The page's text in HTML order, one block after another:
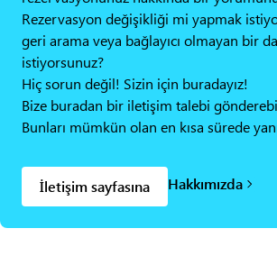
Rezervasyon değişikliği mi yapmak
geri arama veya bağlayıcı olmayan bir
istiyorsunuz?
Hiç sorun değil! Sizin için buradayız!
Bize buradan bir iletişim talebi
Bunları mümkün olan en kısa sürede
İletişim sayfasına Hakkımızda